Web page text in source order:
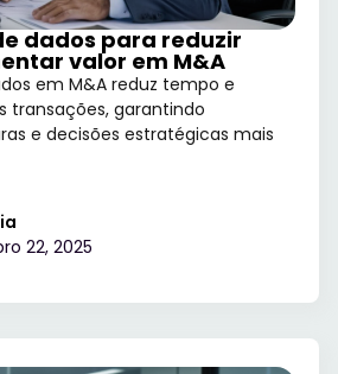
dados para reduzir
valor em M&A
em M&A reduz tempo e
transações, garantindo
e decisões estratégicas mais
22, 2025